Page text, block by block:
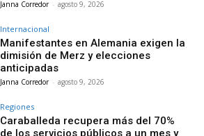
Janna Corredor - agosto 9, 2026
Internacional
Manifestantes en Alemania exigen la
dimisión de Merz y elecciones
anticipadas
Janna Corredor - agosto 9, 2026
Regiones
Caraballeda recupera más del 70%
de los servicios públicos a un mes y